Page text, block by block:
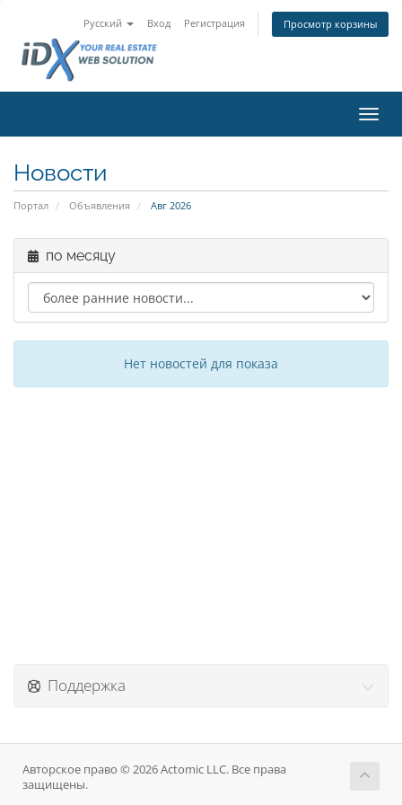
Русский Вход Регистрация Просмотр корзины
Новости
Портал Объявления Авг 2026
по месяцу
Нет новостей для показа
Поддержка
Авторское право © 2026 Actomic LLC. Все права
защищены.